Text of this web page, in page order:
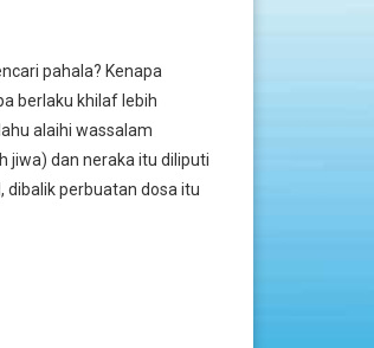
pahala? Kenapa
berlaku khilaf lebih
alaihi wassalam
jiwa) dan neraka itu diliputi
dibalik perbuatan dosa itu